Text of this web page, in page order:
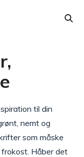
til din
nemt og
som måske
Håber det